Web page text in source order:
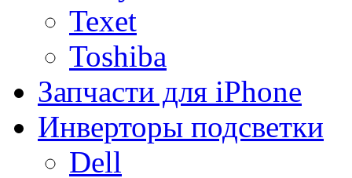
Texet
Toshiba
Запчасти для iPhone
Инверторы подсветки
Dell